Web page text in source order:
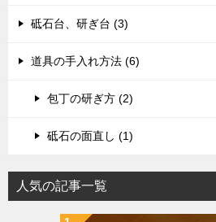
砥石台、研ぎ台 (3)
道具の手入れ方法 (6)
包丁の研ぎ方 (2)
砥石の面直し (1)
人気の記事一覧